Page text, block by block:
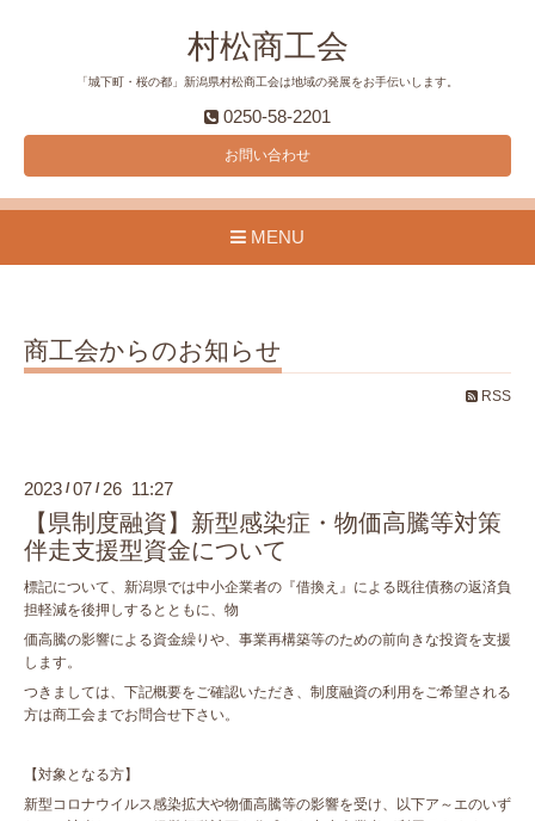
村松商工会
「城下町・桜の都」新潟県村松商工会は地域の発展をお手伝いします。
0250-58-2201
お問い合わせ
MENU
商工会からのお知らせ
RSS
2023 /07 / 26 11:27
【県制度融資】新型感染症・物価高騰等対策
伴走支援型資金について
標記について、新潟県では中小企業者の『借換え』による既往債務の返済負
担軽減を後押しするとともに、物
価高騰の影響による資金繰りや、事業再構築等のための前向きな投資を支援
します。
つきましては、下記概要をご確認いただき、制度融資の利用をご希望される
方は商工会までお問合せ下さい。
【対象となる方】
新型コロナウイルス感染拡大や物価高騰等の影響を受け、以下ア～エのいず